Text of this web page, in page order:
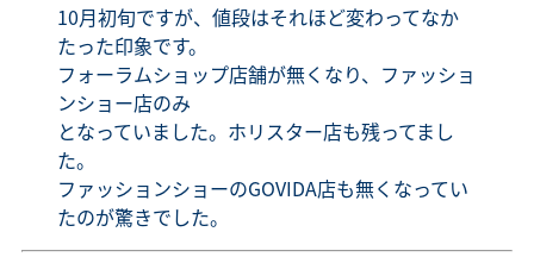
10月初旬ですが、値段はそれほど変わってなか
たった印象です。
フォーラムショップ店舗が無くなり、ファッショ
ンショー店のみ
となっていました。ホリスター店も残ってまし
た。
ファッションショーのGOVIDA店も無くなってい
たのが驚きでした。